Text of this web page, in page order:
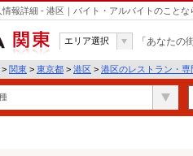
報詳細 - 港区｜バイト・アルバイトのことな
関東
エリア選択 「あなたの
> 関東 > 東京都 > 港区 > 港区のレストラン・専